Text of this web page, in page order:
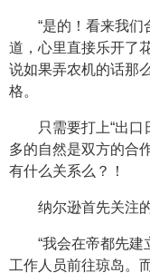
“是的！看来我们
道，心里直接乐开了
说如果弄农机的话那
格。
只需要打上“出
多的自然是双方的合
有什么关系么？！
纳尔逊首先关注
“我会在帝都先
工作人员前往琼岛。